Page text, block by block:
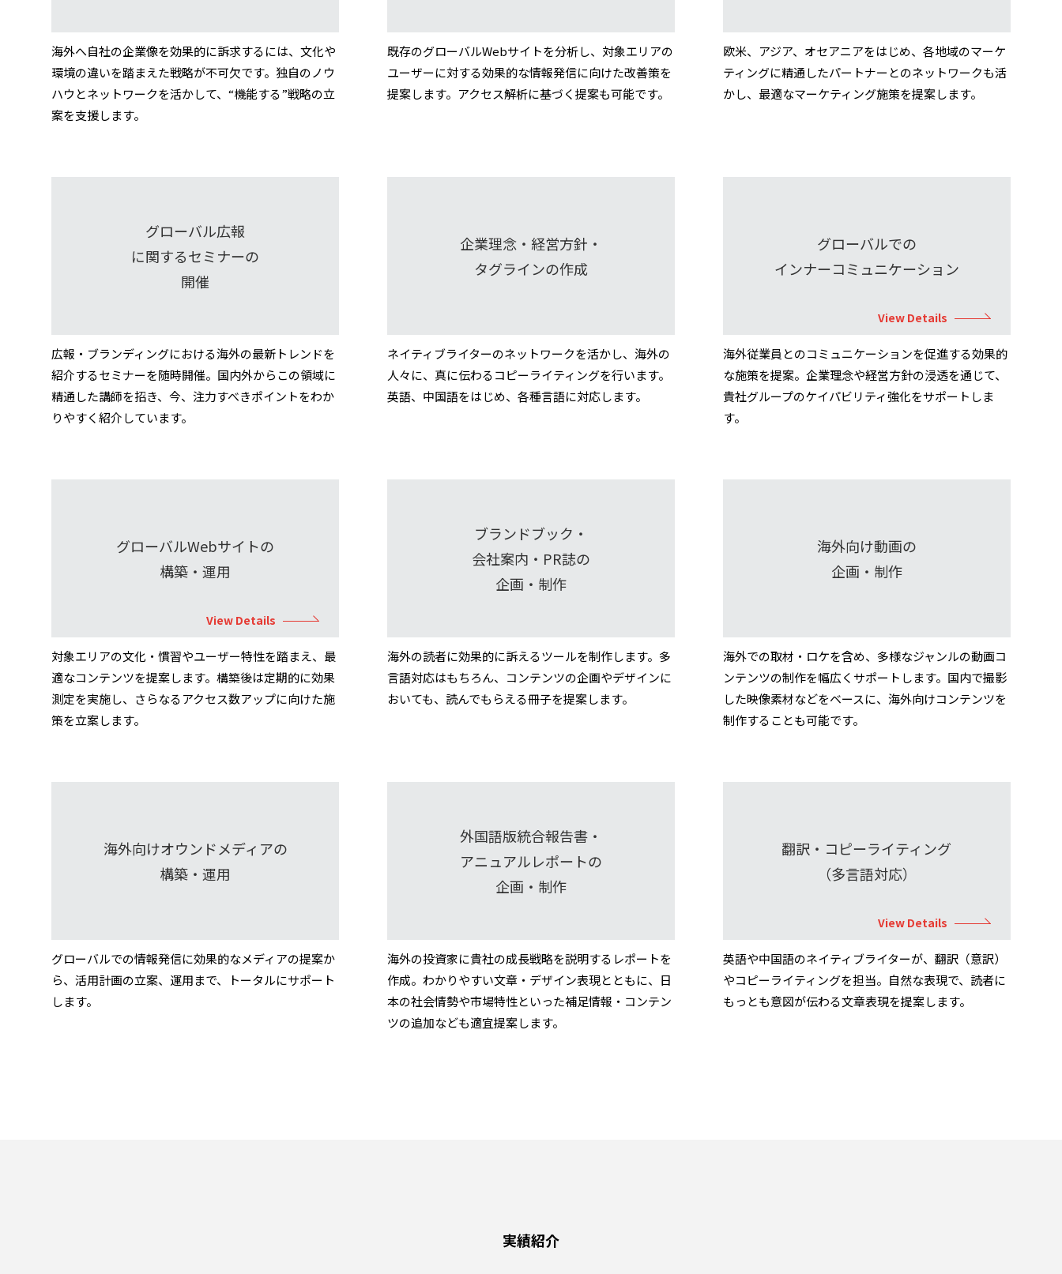
海外へ自社の企業像を効果的に訴求するには、文化や
環境の違いを踏まえた戦略が不可欠です。独自のノウ
ハウとネットワークを活かして、“機能する”戦略の立
案を支援します。
既存のグローバルWebサイトを分析し、対象エリアの
ユーザーに対する効果的な情報発信に向けた改善策を
提案します。アクセス解析に基づく提案も可能です。
欧米、アジア、オセアニアをはじめ、各地域のマーケ
ティングに精通したパートナーとのネットワークも活
かし、最適なマーケティング施策を提案します。
グローバル広報
に関するセミナーの
開催
広報・ブランディングにおける海外の最新トレンドを
紹介するセミナーを随時開催。国内外からこの領域に
精通した講師を招き、今、注力すべきポイントをわか
りやすく紹介しています。
企業理念・経営方針・
タグラインの作成
ネイティブライターのネットワークを活かし、海外の
人々に、真に伝わるコピーライティングを行います。
英語、中国語をはじめ、各種言語に対応します。
グローバルでの
インナーコミュニケーション
View Details
海外従業員とのコミュニケーションを促進する効果的
な施策を提案。企業理念や経営方針の浸透を通じて、
貴社グループのケイパビリティ強化をサポートしま
す。
グローバルWebサイトの
構築・運用
View Details
対象エリアの文化・慣習やユーザー特性を踏まえ、最
適なコンテンツを提案します。構築後は定期的に効果
測定を実施し、さらなるアクセス数アップに向けた施
策を立案します。
ブランドブック・
会社案内・PR誌の
企画・制作
海外の読者に効果的に訴えるツールを制作します。多
言語対応はもちろん、コンテンツの企画やデザインに
おいても、読んでもらえる冊子を提案します。
海外向け動画の
企画・制作
海外での取材・ロケを含め、多様なジャンルの動画コ
ンテンツの制作を幅広くサポートします。国内で撮影
した映像素材などをベースに、海外向けコンテンツを
制作することも可能です。
海外向けオウンドメディアの
構築・運用
グローバルでの情報発信に効果的なメディアの提案か
ら、活用計画の立案、運用まで、トータルにサポート
します。
外国語版統合報告書・
アニュアルレポートの
企画・制作
海外の投資家に貴社の成長戦略を説明するレポートを
作成。わかりやすい文章・デザイン表現とともに、日
本の社会情勢や市場特性といった補足情報・コンテン
ツの追加なども適宜提案します。
翻訳・コピーライティング
（多言語対応）
View Details
英語や中国語のネイティブライターが、翻訳（意訳）
やコピーライティングを担当。自然な表現で、読者に
もっとも意図が伝わる文章表現を提案します。
実績紹介